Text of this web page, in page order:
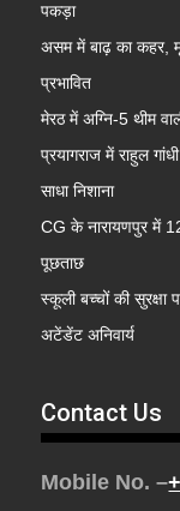
पकड़ा
असम में बाढ़ का कहर,
प्रभावित
मेरठ में अग्नि-5 थीम
प्रयागराज में राहुल
साधा निशाना
CG के नारायणपुर में
पूछताछ
स्कूली बच्चों की
अटेंडेंट अनिवार्य
Contact Us
Mobile No. –